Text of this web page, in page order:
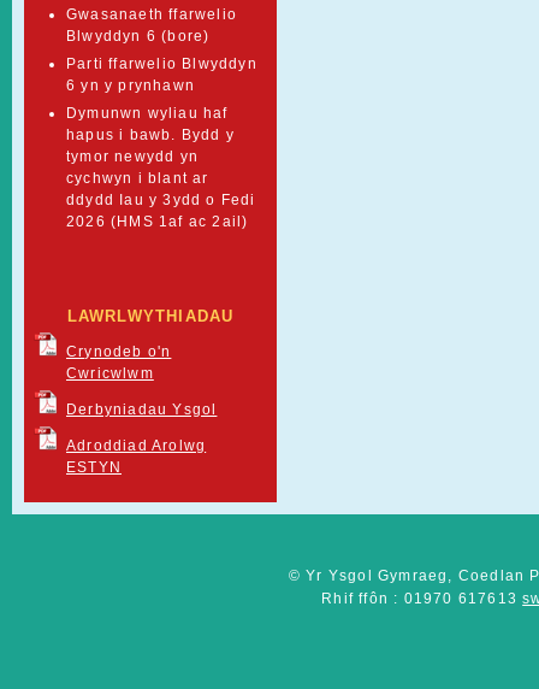
Gwasanaeth ffarwelio
Blwyddyn 6 (bore)
Parti ffarwelio Blwyddyn
6 yn y prynhawn
Dymunwn wyliau haf
hapus i bawb. Bydd y
tymor newydd yn
cychwyn i blant ar
ddydd Iau y 3ydd o Fedi
2026 (HMS 1af ac 2ail)
LAWRLWYTHIADAU
Crynodeb o'n
Cwricwlwm
Derbyniadau Ysgol
Adroddiad Arolwg
ESTYN
© Yr Ysgol Gymraeg, Coedlan
Rhif ffôn : 01970 617613